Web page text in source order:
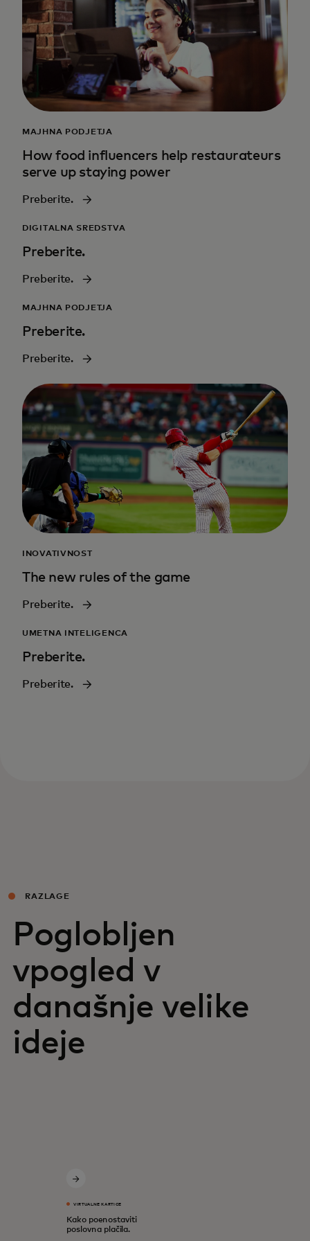
MAJHNA PODJETJA
How food influencers help restaurateurs
serve up staying power
Preberite.
DIGITALNA SREDSTVA
Preberite.
Preberite.
MAJHNA PODJETJA
Preberite.
Preberite.
INOVATIVNOST
The new rules of the game
Preberite.
UMETNA INTELIGENCA
Preberite.
Preberite.
RAZLAGE
Poglobljen
vpogled v
današnje velike
ideje
VIRTUALNE KARTICE
Kako poenostaviti
poslovna plačila.